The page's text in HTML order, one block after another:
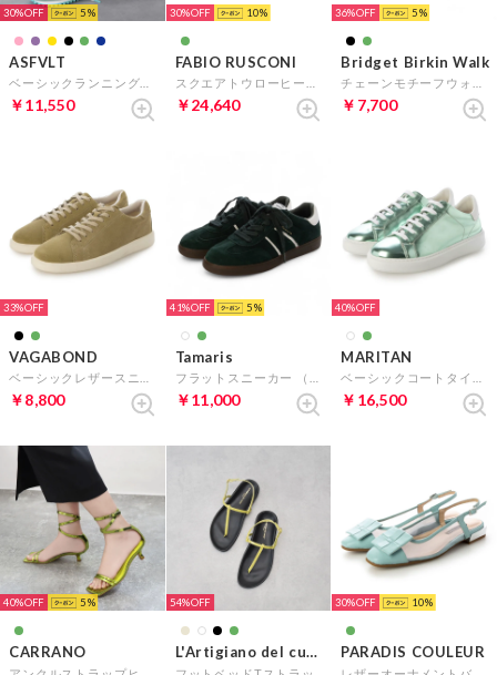
30% 5
ASFVLT
￥11,550
30% 10
FABIO RUSCONI
￥24,640
36% 5
Bridget Birkin Walk
￥7,700
33%
VAGABOND
￥8,800
41% 5
Tamaris
￥11,000
40%
MARITAN
￥16,500
40% 5
CARRANO
54%
L'Artigiano del cuoio
30% 10
PARADIS COULEUR